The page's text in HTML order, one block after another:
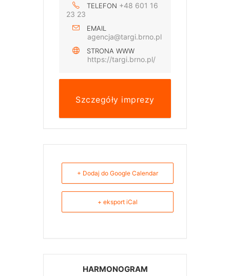
TELEFON +48 601 16
23 23
EMAIL
agencja@targi.brno.pl
STRONA WWW
https://targi.brno.pl/
Szczegóły imprezy
+ Dodaj do Google Calendar
+ eksport iCal
HARMONOGRAM